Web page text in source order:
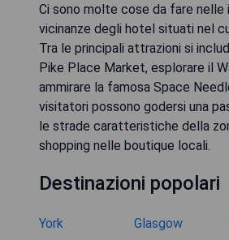
Ci sono molte cose da fare nelle
vicinanze degli hotel situati nel
Tra le principali attrazioni si
Pike Place Market, esplorare il
ammirare la famosa Space
visitatori possono godersi una
le strade caratteristiche della
shopping nelle boutique locali.
Destinazioni popolari
York Glasgow